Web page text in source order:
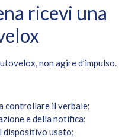
ricevi una
non agire d’impulso.
controllare il verbale;
e della notifica;
dispositivo usato;